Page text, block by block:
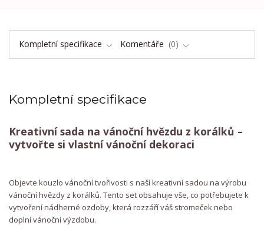
Kompletní specifikace Komentáře 0
Kompletní specifikace
Kreativní sada na vánoční hvězdu z korálků –
vytvořte si vlastní vánoční dekoraci
Objevte kouzlo vánoční tvořivosti s naší kreativní sadou na výrobu
vánoční hvězdy z korálků. Tento set obsahuje vše, co potřebujete k
vytvoření nádherné ozdoby, která rozzáří váš stromeček nebo
doplní vánoční výzdobu.